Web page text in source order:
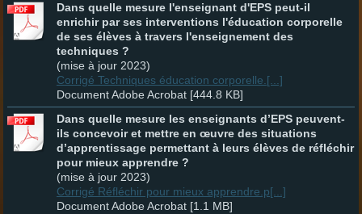
Dans quelle mesure l'enseignant d'EPS peut-il
enrichir par ses interventions l'éducation corporelle
de ses élèves à travers l'enseignement des
techniques ?
(mise à jour 2023)
Corrigé Techniques éducation corporelle.[...]
Document Adobe Acrobat [444.8 KB]
Dans quelle mesure les enseignants d’EPS peuvent-
ils concevoir et mettre en œuvre des situations
d’apprentissage permettant à leurs élèves de réfléchir
pour mieux apprendre ?
(mise à jour 2023)
Corrigé Réfléchir pour mieux apprendre.p[...]
Document Adobe Acrobat [1.1 MB]